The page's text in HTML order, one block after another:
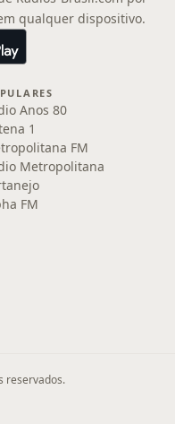
qualquer dispositivo.
Anos 80
1
FM
Metropolitana
FM
reservados.